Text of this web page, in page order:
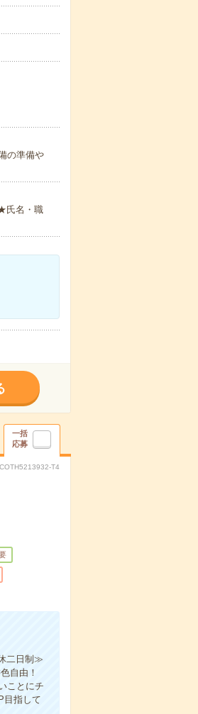
の準備や
氏名・職
一括
応募
T4
二日制≫
自由！
ことにチ
目指して